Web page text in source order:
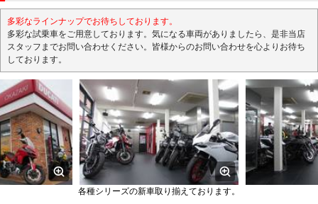
多彩なラインナップでお待ちしております。
多彩な試乗車をご用意しております。気になる車両がありましたら、是非当店
スタッフまでお問い合わせください。皆様からのお問い合わせを心よりお待ち
しております。
各種シリーズの新車取り揃えております。